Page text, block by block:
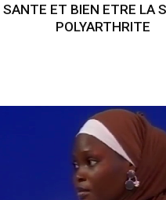
SANTE ET BIEN ETRE LA
POLYARTHRITE